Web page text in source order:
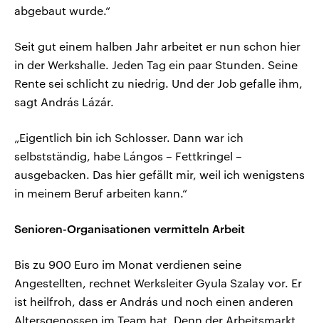
abgebaut wurde.“
Seit gut einem halben Jahr arbeitet er nun schon hier
in der Werkshalle. Jeden Tag ein paar Stunden. Seine
Rente sei schlicht zu niedrig. Und der Job gefalle ihm,
sagt András Lázár.
„Eigentlich bin ich Schlosser. Dann war ich
selbstständig, habe Lángos – Fettkringel –
ausgebacken. Das hier gefällt mir, weil ich wenigstens
in meinem Beruf arbeiten kann.“
Senioren-Organisationen vermitteln Arbeit
Bis zu 900 Euro im Monat verdienen seine
Angestellten, rechnet Werksleiter Gyula Szalay vor. Er
ist heilfroh, dass er András und noch einen anderen
Altersgenossen im Team hat. Denn der Arbeitsmarkt